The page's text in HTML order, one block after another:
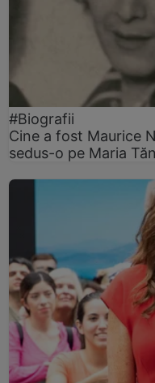
#Biografii
Cine a fost Maurice
sedus-o pe Maria